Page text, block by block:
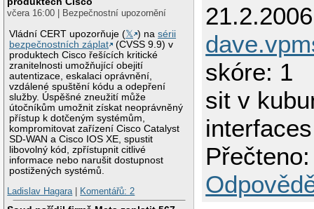
včera 16:00 | Bezpečnostní upozornění
Vládní CERT upozorňuje (𝕏 ) nasérii
bezpečnostních záplat
(CVSS 9.9) v
produktech Cisco řešících kritické
zranitelnosti umožňující obejití
autentizace, eskalaci oprávnění,
vzdálené spuštění kódu a odepření
služby. Úspěšné zneužití může
útočníkům umožnit získat neoprávněný
přístup k dotčeným systémům,
kompromitovat zařízení Cisco Catalyst
SD-WAN a Cisco IOS XE, spustit
libovolný kód, zpřístupnit citlivé
informace nebo narušit dostupnost
postižených systémů.
Ladislav Hagara| Komentářů: 2
skóre: 1
sit v
interfaces